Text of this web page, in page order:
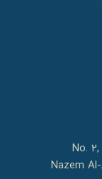
No.
Nazem